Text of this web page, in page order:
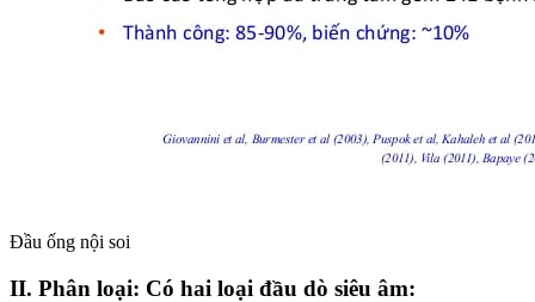
Đầu ống nội soi
II. Phân loại: Có hai loại đầu dò siêu âm: